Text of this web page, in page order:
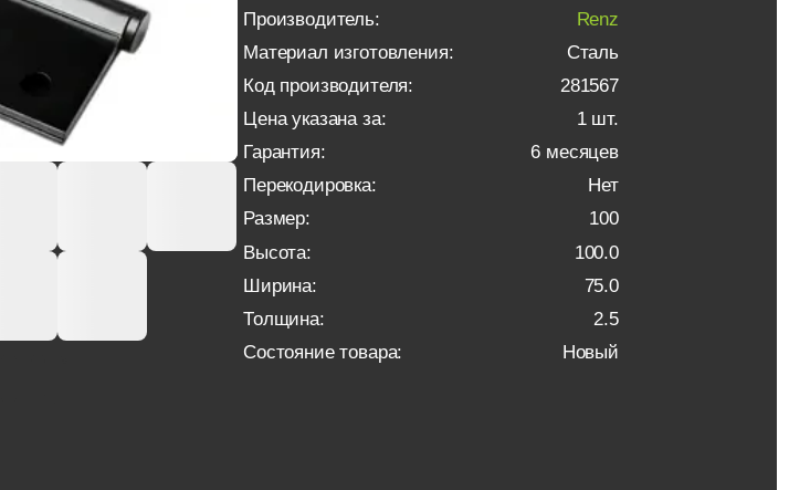
Производитель:
Renz
Материал изготовления:
Сталь
Код производителя:
281567
Цена указана за:
1 шт.
Гарантия:
6 месяцев
Перекодировка:
Нет
Размер:
100
Высота:
100.0
Ширина:
75.0
Толщина:
2.5
Состояние товара:
Новый